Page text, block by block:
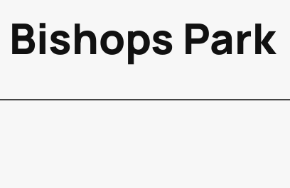
Bishops Park